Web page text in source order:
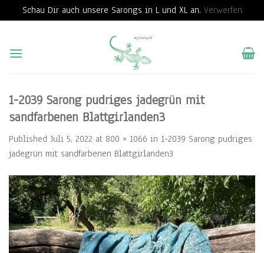
Schau Dir auch unsere Sarongs in L und XL an. Verwerfen
content
1-2039 Sarong pudriges jadegrün mit
sandfarbenen Blattgirlanden3
Published Juli 5, 2022 at 800 × 1066 in 1-2039 Sarong pudriges
jadegrün mit sandfarbenen Blattgirlanden3